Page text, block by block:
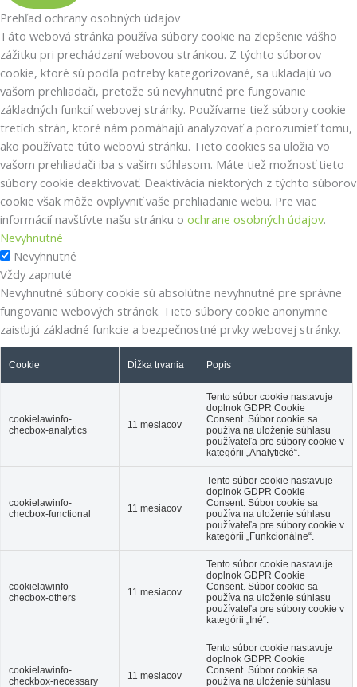
Prehľad ochrany osobných údajov
Táto webová stránka používa súbory cookie na zlepšenie vášho
zážitku pri prechádzaní webovou stránkou. Z týchto súborov
cookie, ktoré sú podľa potreby kategorizované, sa ukladajú vo
vašom prehliadači, pretože sú nevyhnutné pre fungovanie
základných funkcií webovej stránky. Používame tiež súbory cookie
tretích strán, ktoré nám pomáhajú analyzovať a porozumieť tomu,
ako používate túto webovú stránku. Tieto cookies sa uložia vo
vašom prehliadači iba s vašim súhlasom. Máte tiež možnosť tieto
súbory cookie deaktivovať. Deaktivácia niektorých z týchto súborov
cookie však môže ovplyvniť vaše prehliadanie webu. Pre viac
informácií navštívte našu stránku o ochrane osobných údajov.
Nevyhnutné
Nevyhnutné
Vždy zapnuté
Nevyhnutné súbory cookie sú absolútne nevyhnutné pre správne
fungovanie webových stránok. Tieto súbory cookie anonymne
zaisťujú základné funkcie a bezpečnostné prvky webovej stránky.
Cookie Dĺžka trvania Popis
cookielawinfo-
checbox-analytics
11 mesiacov
Tento súbor cookie nastavuje
doplnok GDPR Cookie
Consent. Súbor cookie sa
používa na uloženie súhlasu
používateľa pre súbory cookie v
kategórii „Analytické“.
cookielawinfo-
checbox-functional
11 mesiacov
Tento súbor cookie nastavuje
doplnok GDPR Cookie
Consent. Súbor cookie sa
používa na uloženie súhlasu
používateľa pre súbory cookie v
kategórii „Funkcionálne“.
cookielawinfo-
checbox-others
11 mesiacov
Tento súbor cookie nastavuje
doplnok GDPR Cookie
Consent. Súbor cookie sa
používa na uloženie súhlasu
používateľa pre súbory cookie v
kategórii „Iné“.
cookielawinfo-
checkbox-necessary
11 mesiacov
Tento súbor cookie nastavuje
doplnok GDPR Cookie
Consent. Súbor cookie sa
používa na uloženie súhlasu